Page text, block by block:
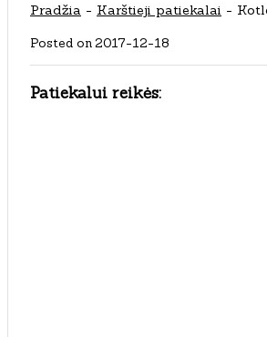
Pradžia - Karštieji patiekalai -
Posted on2017-12-18
Patiekalui reikės: